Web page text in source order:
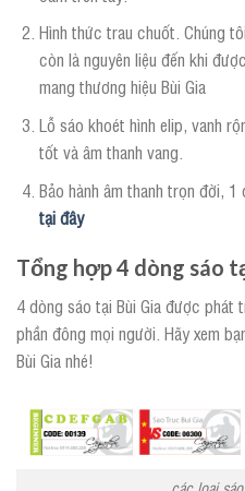
Hình thức trau chuốt. Chúng
còn là nguyên liệu đến khi
mang thương hiệu Bùi Gia
Lỗ sáo khoét hình elip, vanh
tốt và âm thanh vang.
Bảo hành âm thanh trọn đời,
tại đây
Tổng hợp 4 dòng sáo
4 dòng sáo tại Bùi Gia được
phần đông mọi người. Hãy xem
Bùi Gia nhé!